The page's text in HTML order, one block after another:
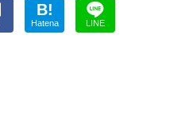
B!
Hatena LINE